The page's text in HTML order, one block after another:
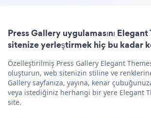
Press Gallery uygulamasını Elegant
sitenize yerleştirmek hiç bu kadar
Özelleştirilmiş Press Gallery Elegant
oluşturun, web sitenizin stiline ve
Gallery sayfanıza, yayına, kenar
veya istediğiniz herhangi bir yere Elegant
site.